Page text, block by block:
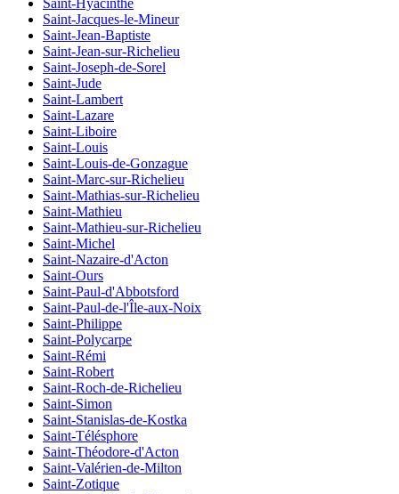
Saint-Hyacinthe
Saint-Jacques-le-Mineur
Saint-Jean-Baptiste
Saint-Jean-sur-Richelieu
Saint-Joseph-de-Sorel
Saint-Jude
Saint-Lambert
Saint-Lazare
Saint-Liboire
Saint-Louis
Saint-Louis-de-Gonzague
Saint-Marc-sur-Richelieu
Saint-Mathias-sur-Richelieu
Saint-Mathieu
Saint-Mathieu-sur-Richelieu
Saint-Michel
Saint-Nazaire-d'Acton
Saint-Ours
Saint-Paul-d'Abbotsford
Saint-Paul-de-l'Île-aux-Noix
Saint-Philippe
Saint-Polycarpe
Saint-Rémi
Saint-Robert
Saint-Roch-de-Richelieu
Saint-Simon
Saint-Stanislas-de-Kostka
Saint-Télésphore
Saint-Théodore-d'Acton
Saint-Valérien-de-Milton
Saint-Zotique